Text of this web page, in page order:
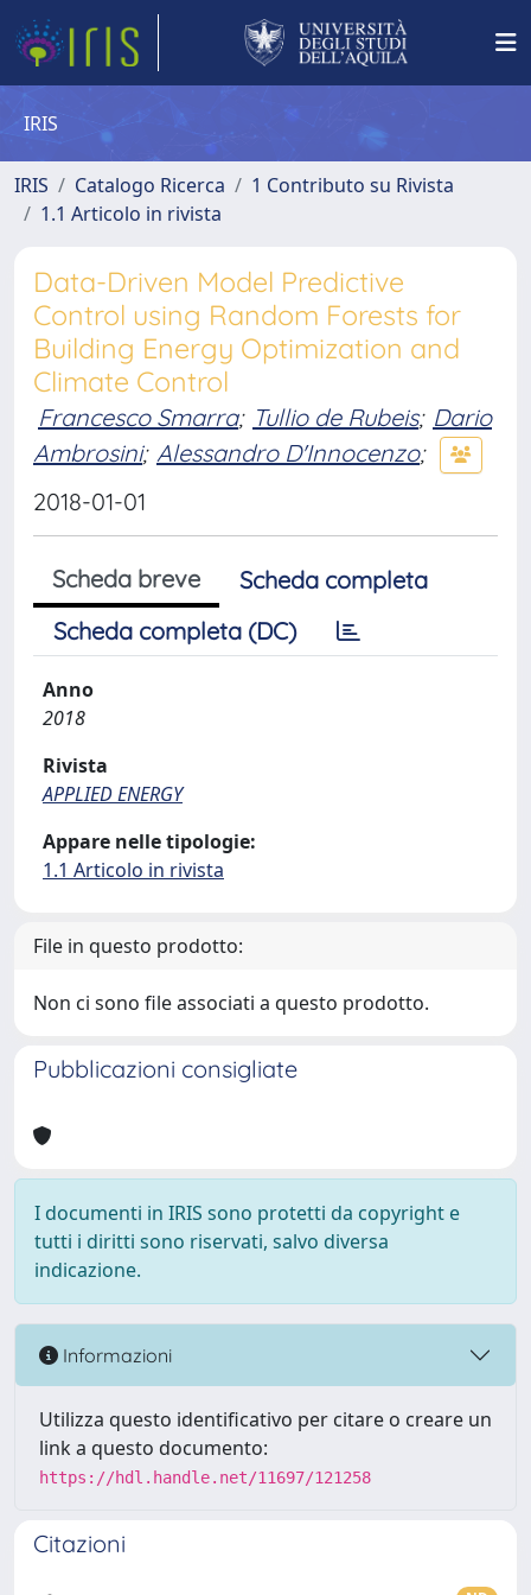
IRIS
IRIS Catalogo Ricerca
1 Contributo su Rivista
1.1 Articolo in rivista
Data-Driven Model Predictive
Control using Random Forests for
Building Energy Optimization and
Climate Control
Francesco Smarra; Tullio de Rubeis; Dario
Ambrosini; Alessandro D'Innocenzo;
2018-01-01
Scheda breve
Scheda completa
Scheda completa (DC)
Anno
2018
Rivista
APPLIED ENERGY
Appare nelle tipologie:
1.1 Articolo in rivista
File in questo prodotto:
Non ci sono file associati a questo prodotto.
Pubblicazioni consigliate
I documenti in IRIS sono protetti da copyright e
tutti i diritti sono riservati, salvo diversa
indicazione.
Informazioni
Utilizza questo identificativo per citare o creare un
link a questo documento:
https://hdl.handle.net/11697/121258
Citazioni